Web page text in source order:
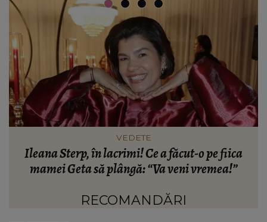
HOROSCOP
Horoscop 8 august 2026: O zodie trebuie să fie mai
atentă la interacțiunile de la locul de muncă
RECOMANDĂRI